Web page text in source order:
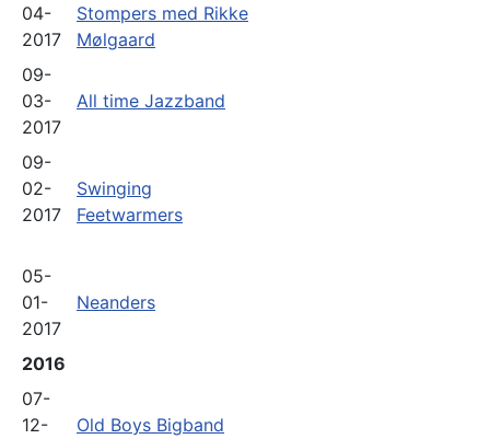
04-
2017
Stompers med Rikke
Mølgaard
09-
03-
2017
All time Jazzband
09-
02-
2017
Swinging
Feetwarmers
05-
01-
2017
Neanders
2016
07-
12-
Old Boys Bigband